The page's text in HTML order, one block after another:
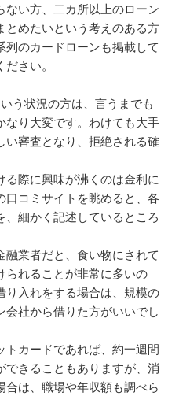
ない方、二カ所以上のローン
とめたいという考えのある方
列のカードローンも掲載して
さい。
う状況の方は、言うまでも
なり大変です。わけても大手
い審査となり、拒絶される確
る際に興味が沸くのは金利に
口コミサイトを眺めると、各
細かく記述しているところ
融業者だと、食い物にされて
られることが非常に多いの
り入れをする場合は、規模の
会社から借りた方がいいでし
トカードであれば、約一週間
できることもありますが、消
合は、職場や年収額も調べら